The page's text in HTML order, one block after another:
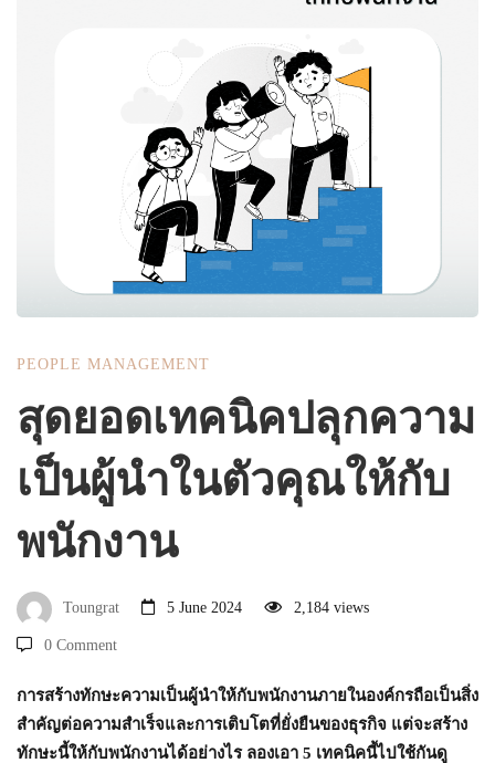
เทคนิค
ความ
เป็น
ผู้นำ
ใน
ตัว
คุณ
ให้
กับ
PEOPLE MANAGEMENT
สุดยอดเทคนิคปลุกความ
เป็นผู้นำในตัวคุณให้กับ
พนักงาน
Toungrat 5 June 2024 2,184 views
0 Comment
การสร้างทักษะความเป็นผู้นำให้กับพนักงานภายในองค์กรถือเป็นสิ่ง
สำคัญต่อความสำเร็จและการเติบโตที่ยั่งยืนของธุรกิจ แต่จะสร้าง
ทักษะนี้ให้กับพนักงานได้อย่างไร ลองเอา 5 เทคนิคนี้ไปใช้กันดู